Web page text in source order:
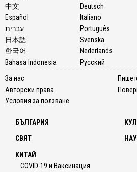
中文
Español
עברית
日本語
한국어
Bahasa Indonesia
Deutsch
Italiano
Português
Svenska
Nederlands
Русский
За нас
Авторски права
Условия за ползване
БЪЛГАРИЯ
СВЯТ
КИТАЙ
COVID-19 и Ваксинация